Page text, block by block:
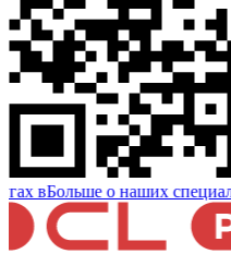
Больше о наших